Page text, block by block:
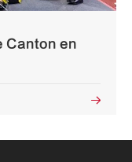
Canton en
